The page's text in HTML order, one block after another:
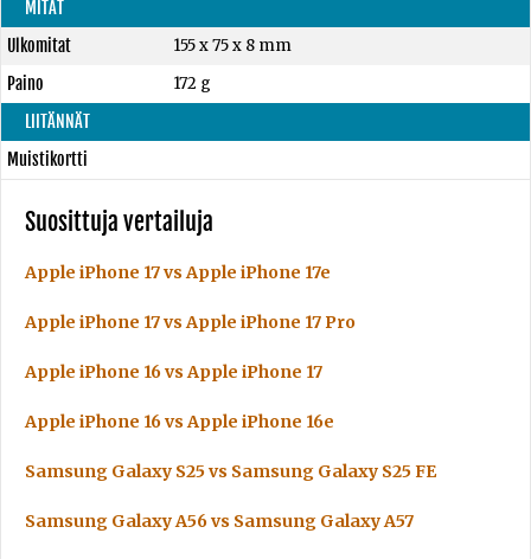
MITAT
Ulkomitat
155 x 75 x 8 mm
Paino
172 g
LIITÄNNÄT
Muistikortti
Suosittuja vertailuja
Apple iPhone 17 vs Apple iPhone 17e
Apple iPhone 17 vs Apple iPhone 17 Pro
Apple iPhone 16 vs Apple iPhone 17
Apple iPhone 16 vs Apple iPhone 16e
Samsung Galaxy S25 vs Samsung Galaxy S25 FE
Samsung Galaxy A56 vs Samsung Galaxy A57